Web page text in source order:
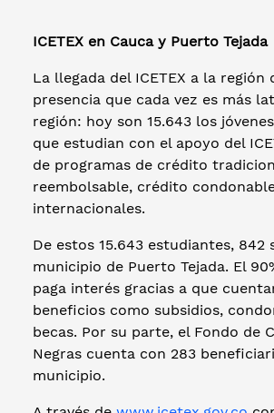
ICETEX en Cauca y Puerto Tejada
La llegada del ICETEX a la región
presencia que cada vez es más
región: hoy son 15.643 los
que estudian con el apoyo del
de programas de crédito
reembolsable, crédito
internacionales.
De estos 15.643 estudiantes, 842
municipio de Puerto Tejada. El
paga interés gracias a que
beneficios como subsidios,
becas. Por su parte, el Fondo de
Negras cuenta con 283
municipio.